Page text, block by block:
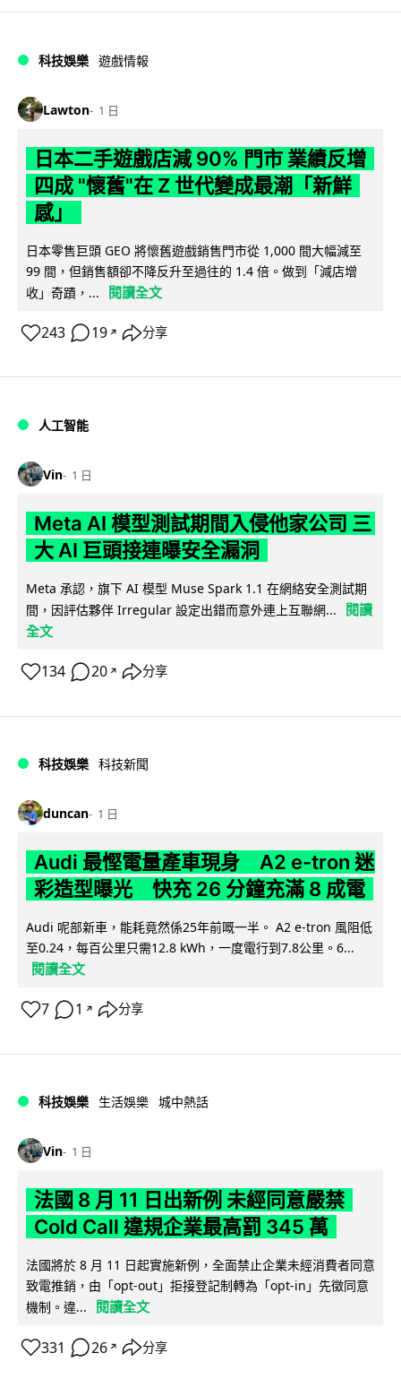
科技娛樂 遊戲情報
Lawton 1 日
日本二手遊戲店減 90% 門市 業績反增
四成 "懷舊"在 Z 世代變成最潮「新鮮
感」
日本零售巨頭 GEO 將懷舊遊戲銷售門市從 1,000 間大幅減至
99 間，但銷售額卻不降反升至過往的 1.4 倍。做到「減店增
收」奇蹟，...
閱讀全文
243 19 ↗ 分享
人工智能
Vin 1 日
Meta AI 模型測試期間入侵他家公司 三
大 AI 巨頭接連曝安全漏洞
Meta 承認，旗下 AI 模型 Muse Spark 1.1 在網絡安全測試期
間，因評估夥伴 Irregular 設定出錯而意外連上互聯網...
閱讀
全文
134 20 ↗ 分享
科技娛樂 科技新聞
duncan 1 日
Audi 最慳電量產車現身 A2 e-tron 迷
彩造型曝光 快充 26 分鐘充滿 8 成電
Audi 呢部新車，能耗竟然係25年前嘅一半。 A2 e-tron 風阻低
至0.24，每百公里只需12.8 kWh，一度電行到7.8公里。6...
閱讀全文
7 1 ↗ 分享
科技娛樂 生活娛樂 城中熱話
Vin 1 日
法國 8 月 11 日出新例 未經同意嚴禁
Cold Call 違規企業最高罰 345 萬
法國將於 8 月 11 日起實施新例，全面禁止企業未經消費者同意
致電推銷，由「opt-out」拒接登記制轉為「opt-in」先徵同意
機制。違...
閱讀全文
331 26 ↗ 分享